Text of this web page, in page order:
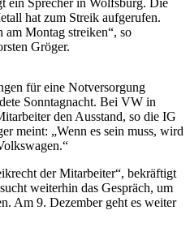
hat zum Streik aufgerufen.
am Montag streiken“, so
Gröger.
für eine Notversorgung
Sonntagnacht. Bei VW in
den Ausstand, so die IG
meint: „Wenn es sein muss, wird
der Mitarbeiter“, bekräftigt
weiterhin das Gespräch, um
Am 9. Dezember geht es weiter